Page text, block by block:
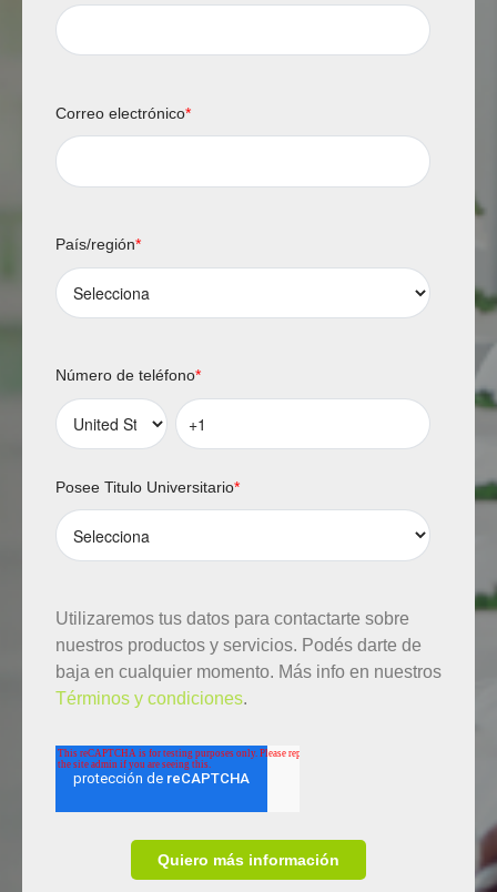
Correo electrónico*
País/región*
Número de teléfono*
Posee Titulo Universitario*
Utilizaremos tus datos para contactarte sobre
nuestros productos y servicios. Podés darte de
baja en cualquier momento. Más info en nuestros
Términos y condiciones.